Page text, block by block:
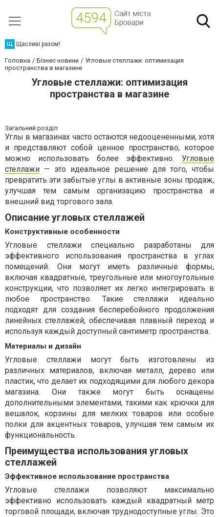
Щ Щасливі разом!
Головна Бізнес новини
Угловые стеллажи: оптимизация
пространства в магазине
Угловые стеллажи: оптимизация
пространства в магазине
Загальний розділ
Углы в магазинах часто остаются недооцененными, хотя
и представляют собой ценное пространство, которое
можно использовать более эффективно. Угловые
стеллажи — это идеальное решение для того, чтобы
превратить эти забытые углы в активные зоны продаж,
улучшая тем самым организацию пространства и
внешний вид торгового зала.
Описание угловых стеллажей
Конструктивные особенности
Угловые стеллажи специально разработаны для
эффективного использования пространства в углах
помещений. Они могут иметь различные формы,
включая квадратные, треугольные или многоугольные
конструкции, что позволяет их легко интегрировать в
любое пространство. Такие стеллажи идеально
подходят для создания бесперебойного продолжения
линейных стеллажей, обеспечивая плавный переход и
используя каждый доступный сантиметр пространства.
Материалы и дизайн
Угловые стеллажи могут быть изготовлены из
различных материалов, включая металл, дерево или
пластик, что делает их подходящими для любого декора
магазина. Они также могут быть оснащены
дополнительными элементами, такими как крючки для
вешалок, корзины для мелких товаров или особые
полки для акцентных товаров, улучшая тем самым их
функциональность.
Преимущества использования угловых
стеллажей
Эффективное использование пространства
Угловые стеллажи позволяют максимально
эффективно использовать каждый квадратный метр
торговой площади, включая труднодоступные углы. Это